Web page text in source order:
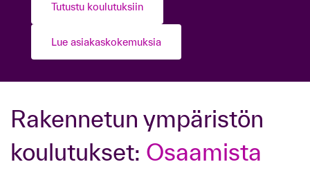
Tutustu koulutuksiin
Tutustu koulutuksiin
Lue asiakaskokemuksia
Rakennetun ympäristön
koulutukset: Osaamista